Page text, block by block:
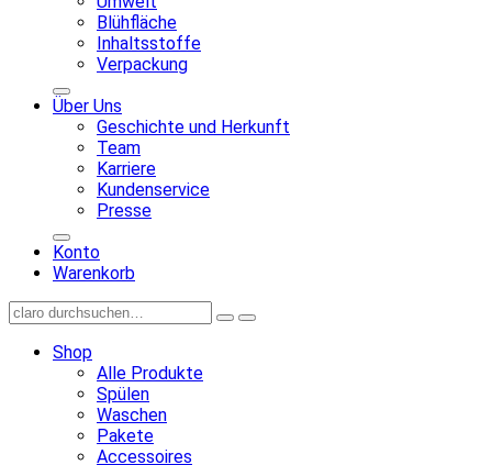
Blühfläche
Inhaltsstoffe
Verpackung
Über Uns
Geschichte und Herkunft
Team
Karriere
Kundenservice
Presse
Konto
Warenkorb
Shop
Alle Produkte
Spülen
Waschen
Pakete
Accessoires